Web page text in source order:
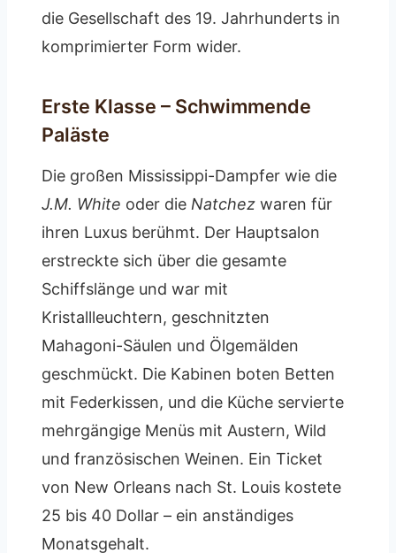
die Gesellschaft des 19. Jahrhunderts in
komprimierter Form wider.
Erste Klasse – Schwimmende
Paläste
Die großen Mississippi-Dampfer wie die
J.M. White oder die Natchez waren für
ihren Luxus berühmt. Der Hauptsalon
erstreckte sich über die gesamte
Schiffslänge und war mit
Kristallleuchtern, geschnitzten
Mahagoni-Säulen und Ölgemälden
geschmückt. Die Kabinen boten Betten
mit Federkissen, und die Küche servierte
mehrgängige Menüs mit Austern, Wild
und französischen Weinen. Ein Ticket
von New Orleans nach St. Louis kostete
25 bis 40 Dollar – ein anständiges
Monatsgehalt.